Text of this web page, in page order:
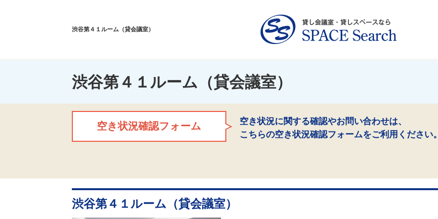
渋谷第４１ルーム（貸会議室）
渋谷第４１ルーム（貸会議室）
空き状況確認フォーム
空き状況に関する確認やお問い合わせは、
こちらの空き状況確認フォームをご利用ください
渋谷第４１ルーム（貸会議室）